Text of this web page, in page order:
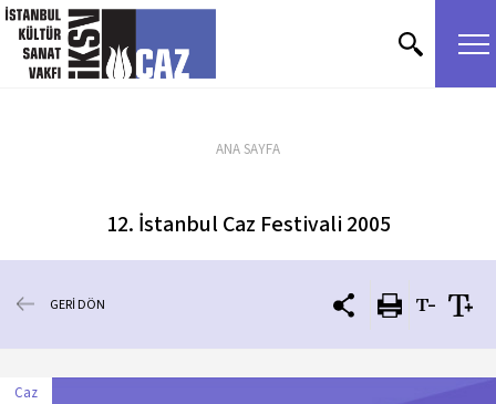
içeriği atla
ANA SAYFA
12. İstanbul Caz Festivali 2005
GERİ DÖN
Caz